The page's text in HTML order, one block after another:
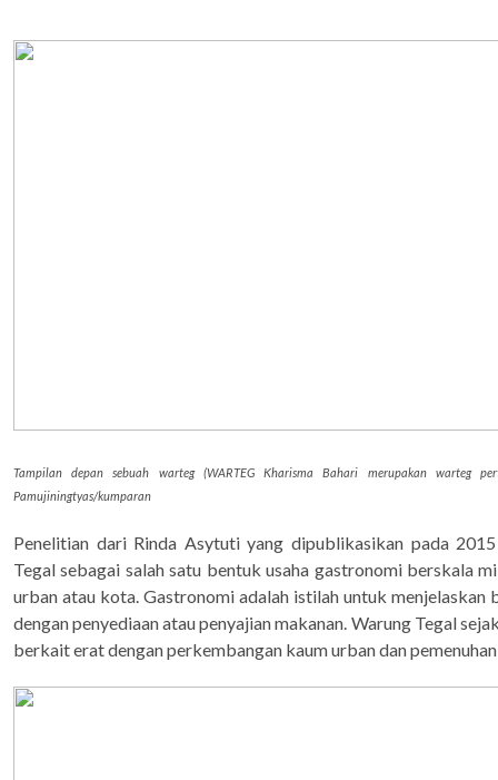
Tampilan depan sebuah warteg (WARTEG Kharisma Bahari merupakan warteg
Pamujiningtyas/kumparan
Penelitian dari Rinda Asytuti yang dipublikasikan pada
Tegal sebagai salah satu bentuk usaha gastronomi berskala
urban atau kota. Gastronomi adalah istilah untuk menjelaskan
dengan penyediaan atau penyajian makanan. Warung Tegal
berkait erat dengan perkembangan kaum urban dan